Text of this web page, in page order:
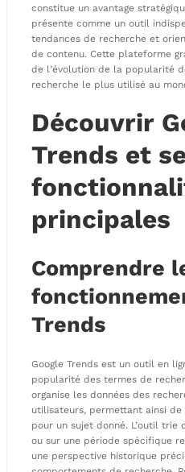
constitue un avantage
présente comme un outil
tendances de recherche et
de contenu. Cette plateforme
de l’évolution de la popularité
recherche le plus utilisé au
Découvrir
Trends et
principales
Comprendre
Trends
Google Trends est un outil en
popularité des termes de
organise les données des
utilisateurs, permettant ainsi
pour un sujet donné. L’outil
ou sur une période spécifique
une perspective historique